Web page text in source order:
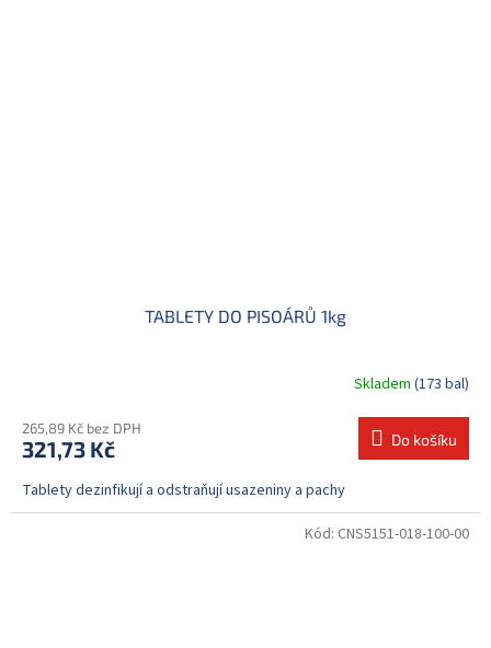
TABLETY DO PISOÁRŮ 1kg
Skladem (173 bal)
265,89 Kč bez DPH
321,73 Kč Do košíku
Tablety dezinfikují a odstraňují usazeniny a pachy
Kód: CNS5151-018-100-00